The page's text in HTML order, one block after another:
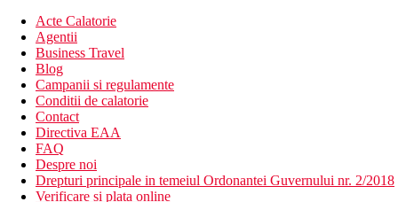
Acte Calatorie
Agentii
Business Travel
Blog
Campanii si regulamente
Conditii de calatorie
Contact
Directiva EAA
FAQ
Despre noi
Drepturi principale in temeiul Ordonantei Guvernului nr. 2/2018
Verificare si plata online